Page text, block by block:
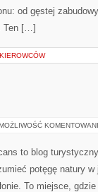
od gęstej
Ten […]
to blog
potęgę natury
To miejsce,